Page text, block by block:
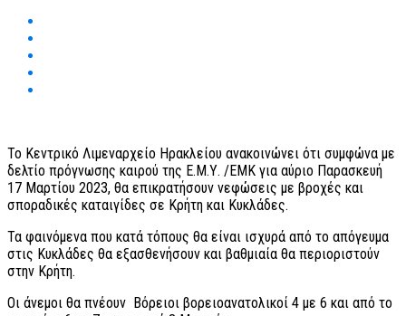
Το Κεντρικό Λιμεναρχείο Ηρακλείου ανακοινώνει ότι συμφώνα με
δελτίο πρόγνωσης καιρού της Ε.Μ.Υ. /ΕΜΚ για αύριο Παρασκευή
17 Μαρτίου 2023, θα επικρατήσουν νεφώσεις με βροχές και
σποραδικές καταιγίδες σε Κρήτη και Κυκλάδες.
Τα φαινόμενα που κατά τόπους θα είναι ισχυρά από το απόγευμα
στις Κυκλάδες θα εξασθενήσουν και βαθμιαία θα περιοριστούν
στην Κρήτη.
Οι άνεμοι θα πνέουν Βόρειοι βορειοανατολικοί 4 με 6 και από το